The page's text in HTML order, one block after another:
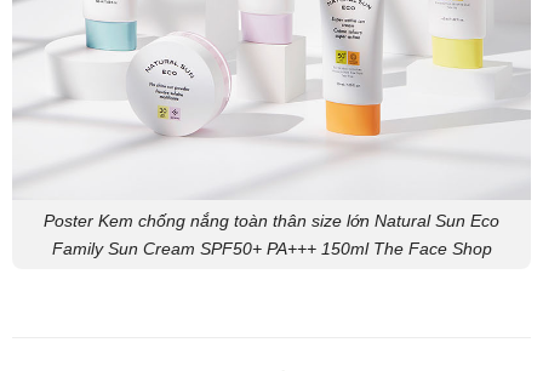
Poster Kem chống nắng toàn thân size lớn Natural Sun Eco
Family Sun Cream SPF50+ PA+++ 150ml The Face Shop